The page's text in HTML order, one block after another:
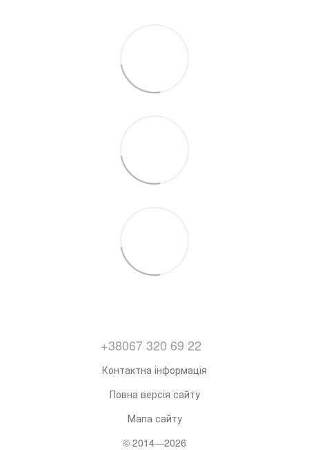
+38067 320 69 22
Контактна інформація
Повна версія сайту
Мапа сайту
© 2014—2026